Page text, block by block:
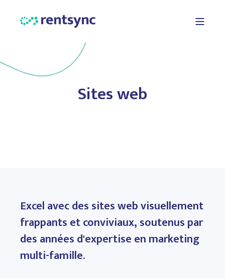
Sites web
Excel avec des sites web visuellement
frappants et conviviaux, soutenus par
des années d'expertise en marketing
multi-famille.